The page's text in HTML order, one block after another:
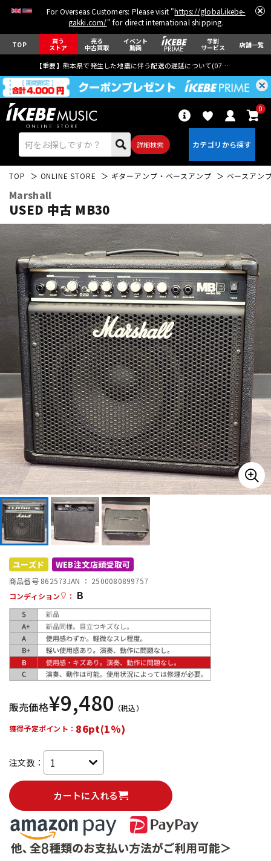
For Overseas Customers: Please visit "https://global.ikebe-
gakki.com/" for direct international shipping.
TOP 買う
ストア
売る
中古買取
イベント
動画
学割
サービス 店舗一覧
【重要】熊本県で発生した地震に伴う配送の遅延について(07月29日
詳細検索
0
エレキギター アコギ/エレアコ
ベース ウクレレ
ドラム パーカッション
キーボード 電子ピアノ
管楽器 その他楽器
アンプ エフェクター
DJ機器
配信/ライブ機器
中古
TOP ONLINE STORE ギターアンプ・ベースアンプ ベースアン
Marshall
USED 中古 MB30
ユーズド WEB注文店頭受取可
商品番号 862573JAN ： 2500080899757
コンディション
： B
販売価格¥9,480 （税込）
獲得予定ポイント： 86pt(1%)
注文数：
カートに入れる